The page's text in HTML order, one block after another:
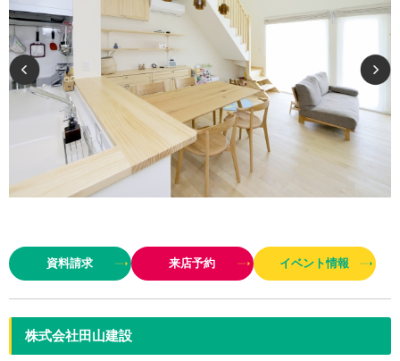
だわりの工務店。エアコンは1台でOK、冬場の加湿器もいらないという快適
な温湿度を一年中保持する優れた室内環境は、断熱・気…
資料請求 来店予約 イベント情報
株式会社田山建設